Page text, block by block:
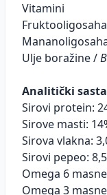
Vitamini
Ulje boražine /
Analitički
Sirovi protein:
Sirove masti:
Sirova vlakna:
Sirovi pepeo:
Omega 6
Omega 3